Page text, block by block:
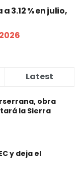
3.12 % en julio,
Latest
obra
la Sierra
y deja el